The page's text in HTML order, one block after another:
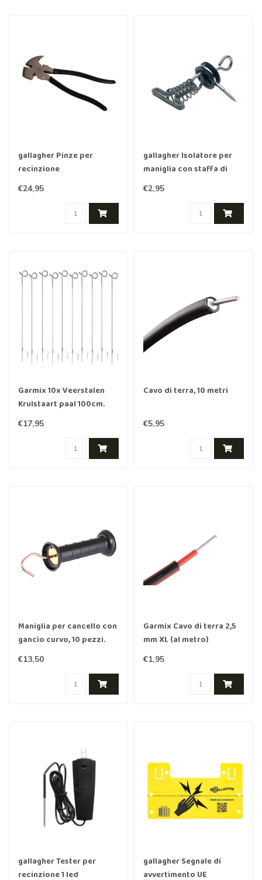
gallagher Pinze per
recinzione
€24,95
gallagher Isolatore per
maniglia con staffa di
bloccaggio per nastro
€2,95
Garmix 10x Veerstalen
Krulstaart paal 100cm.
€17,95
Cavo di terra, 10 metri
€5,95
Maniglia per cancello con
gancio curvo, 10 pezzi.
€13,50
Garmix Cavo di terra 2,5
mm XL (al metro)
€1,95
gallagher Tester per
recinzione 1 led
gallagher Segnale di
avvertimento UE